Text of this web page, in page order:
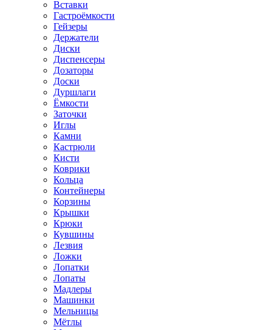
Вставки
Гастроёмкости
Гейзеры
Держатели
Диски
Диспенсеры
Дозаторы
Доски
Дуршлаги
Ёмкости
Заточки
Иглы
Камни
Кастрюли
Кисти
Коврики
Кольца
Контейнеры
Корзины
Крышки
Крюки
Кувшины
Лезвия
Ложки
Лопатки
Лопаты
Мадлеры
Машинки
Мельницы
Мётлы